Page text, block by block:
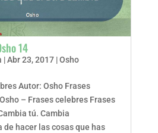
14
|Abr 23, 2017|Osho
Autor: Osho Frases
– Frases celebres Frases
tú. Cambia
de hacer las cosas que has